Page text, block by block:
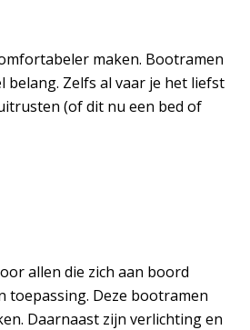
maken. Bootramen
belang. Zelfs al vaar je het liefst
(of dit nu een bed of
allen die zich aan boord
toepassing. Deze bootramen
Daarnaast zijn verlichting en